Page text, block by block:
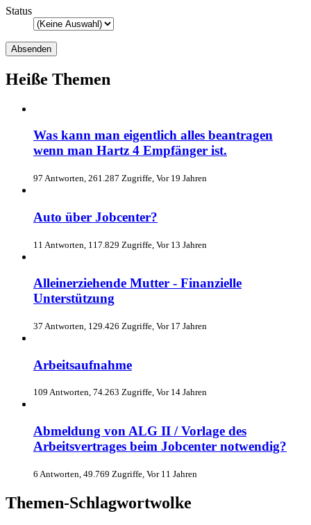
Status
Heiße Themen
Was kann man eigentlich alles beantragen
wenn man Hartz 4 Empfänger ist.
97 Antworten, 261.287 Zugriffe, Vor 19 Jahren
Auto über Jobcenter?
11 Antworten, 117.829 Zugriffe, Vor 13 Jahren
Alleinerziehende Mutter - Finanzielle
Unterstützung
37 Antworten, 129.426 Zugriffe, Vor 17 Jahren
Arbeitsaufnahme
109 Antworten, 74.263 Zugriffe, Vor 14 Jahren
Abmeldung von ALG II / Vorlage des
Arbeitsvertrages beim Jobcenter notwendig?
6 Antworten, 49.769 Zugriffe, Vor 11 Jahren
Themen-Schlagwortwolke